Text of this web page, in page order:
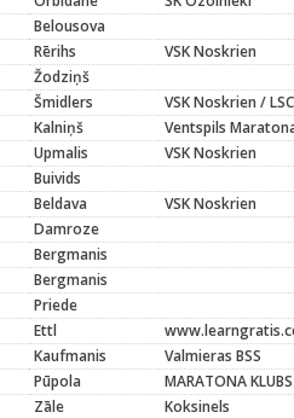
Belousova
Rērihs
VSK Noskrien
Žodziņš
Šmidlers
VSK Noskrien / LSC
Kalniņš
Ventspils
Upmalis
VSK Noskrien
Buivids
Beldava
VSK Noskrien
Damroze
Bergmanis
Bergmanis
Priede
Ettl
Kaufmanis
Valmieras BSS
Pūpola
MARATONA KLUBS
Zāle
Koksinels